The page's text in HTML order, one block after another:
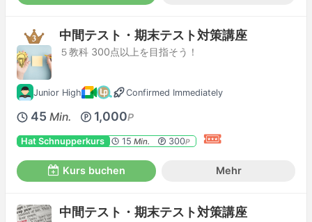
中間テスト・期末テスト対策講座
５教科 300点以上を目指そう！
Junior High Confirmed Immediately
45 Min. 1,000P
Hat Schnupperkurs 15 Min. 300P
Kurs buchen Mehr
中間テスト・期末テスト対策講座